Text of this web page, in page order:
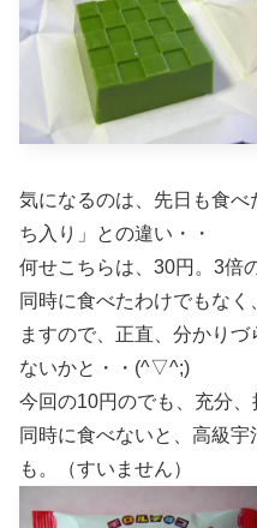
気になるのは、先日も食べ
ち入り」との違い・・
何せこちらは、30円。3倍
同時に食べたわけでもな
ますので、正直、分かり
ないかと・・(^▽^;)
今回の10円のでも、充分、
同時に食べないと、高級
も。（すいません）